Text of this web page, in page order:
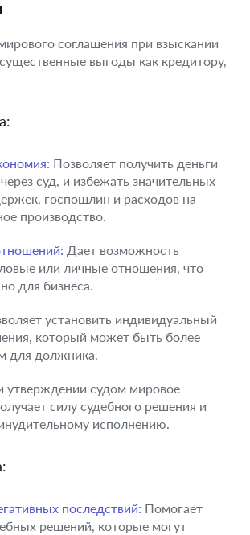
соглашения при взыскании
выгоды как кредитору,
Позволяет получить деньги
суд, и избежать значительных
госпошлин и расходов на
производство.
Дает возможность
или личные отношения, что
для бизнеса.
установить индивидуальный
который может быть более
для должника.
утверждении судом мировое
силу судебного решения и
исполнению.
последствий: Помогает
решений, которые могут